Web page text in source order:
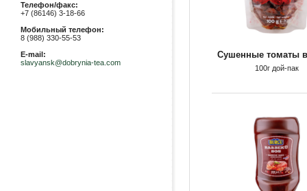
Телефон/факс:
+7 (86146) 3-18-66
Мобильный телефон:
8 (988) 330-55-53
E-mail:
slavyansk@dobrynia-tea.com
Сушенные томаты
100г дой-пак